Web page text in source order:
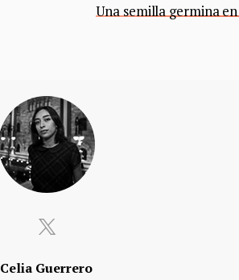
Una semilla germina
Celia Guerrero